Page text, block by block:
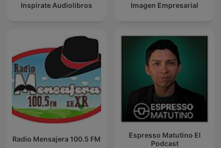
Inspirate Audiolibros Imagen Empresarial
Radio Mensajera 100.5 FM
Espresso Matutino El
Podcast